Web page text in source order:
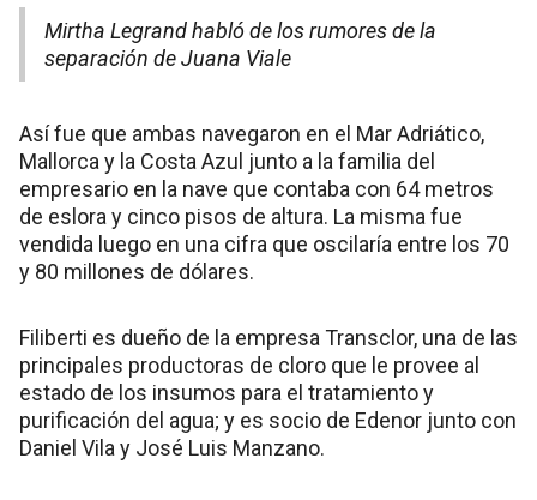
Mirtha Legrand habló de los rumores de la
separación de Juana Viale
Así fue que ambas navegaron en el Mar Adriático,
Mallorca y la Costa Azul junto a la familia del
empresario en la nave que contaba con 64 metros
de eslora y cinco pisos de altura. La misma fue
vendida luego en una cifra que oscilaría entre los 70
y 80 millones de dólares.
Filiberti es dueño de la empresa Transclor, una de las
principales productoras de cloro que le provee al
estado de los insumos para el tratamiento y
purificación del agua; y es socio de Edenor junto con
Daniel Vila y José Luis Manzano.